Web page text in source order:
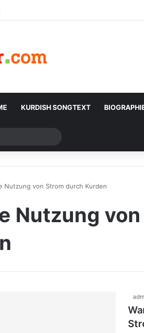
KURDISH SONGTEXT
nach
Nutzung von Strom durch Kurden
Nutzung